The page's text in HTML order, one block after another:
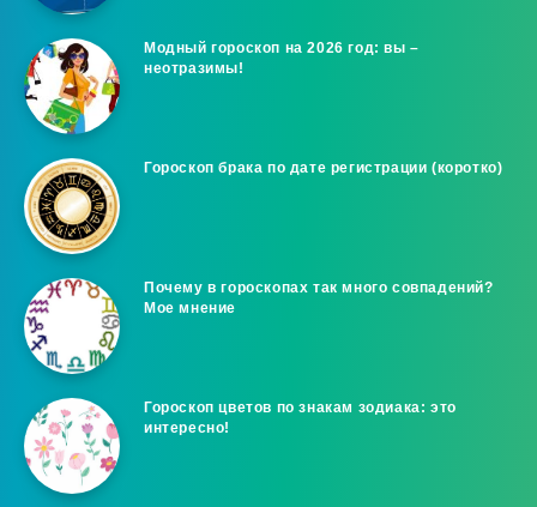
Модный гороскоп на 2026 год: вы –
неотразимы!
Гороскоп брака по дате регистрации (коротко)
Почему в гороскопах так много совпадений?
Мое мнение
Гороскоп цветов по знакам зодиака: это
интересно!